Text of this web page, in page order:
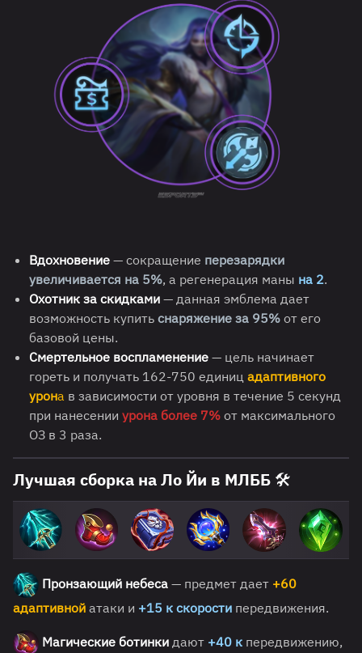
Вдохновение — сокращение перезарядки
увеличивается на 5%, а регенерация маны на 2.
Охотник за скидками — данная эмблема дает
возможность купить снаряжение за 95% от его
базовой цены.
Смертельное воспламенение — цель начинает
гореть и получать 162-750 единиц адаптивного
урона в зависимости от уровня в течение 5 секунд
при нанесении урона более 7% от максимального
ОЗ в 3 раза.
Лучшая сборка на Ло Йи в МЛББ 🛠
Пронзающий небеса — предмет дает +60
адаптивной атаки и +15 к скорости передвижения.
Магические ботинки дают +40 к передвижению,